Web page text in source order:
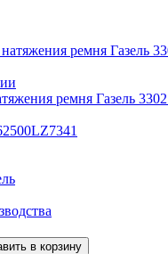
ремня Газель
в корзину